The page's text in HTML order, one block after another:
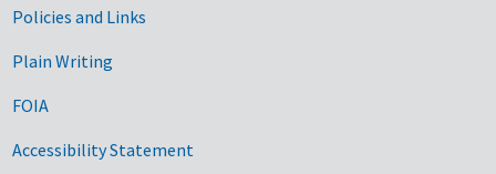
Government Links
Policies and Links
Plain Writing
FOIA
Accessibility Statement